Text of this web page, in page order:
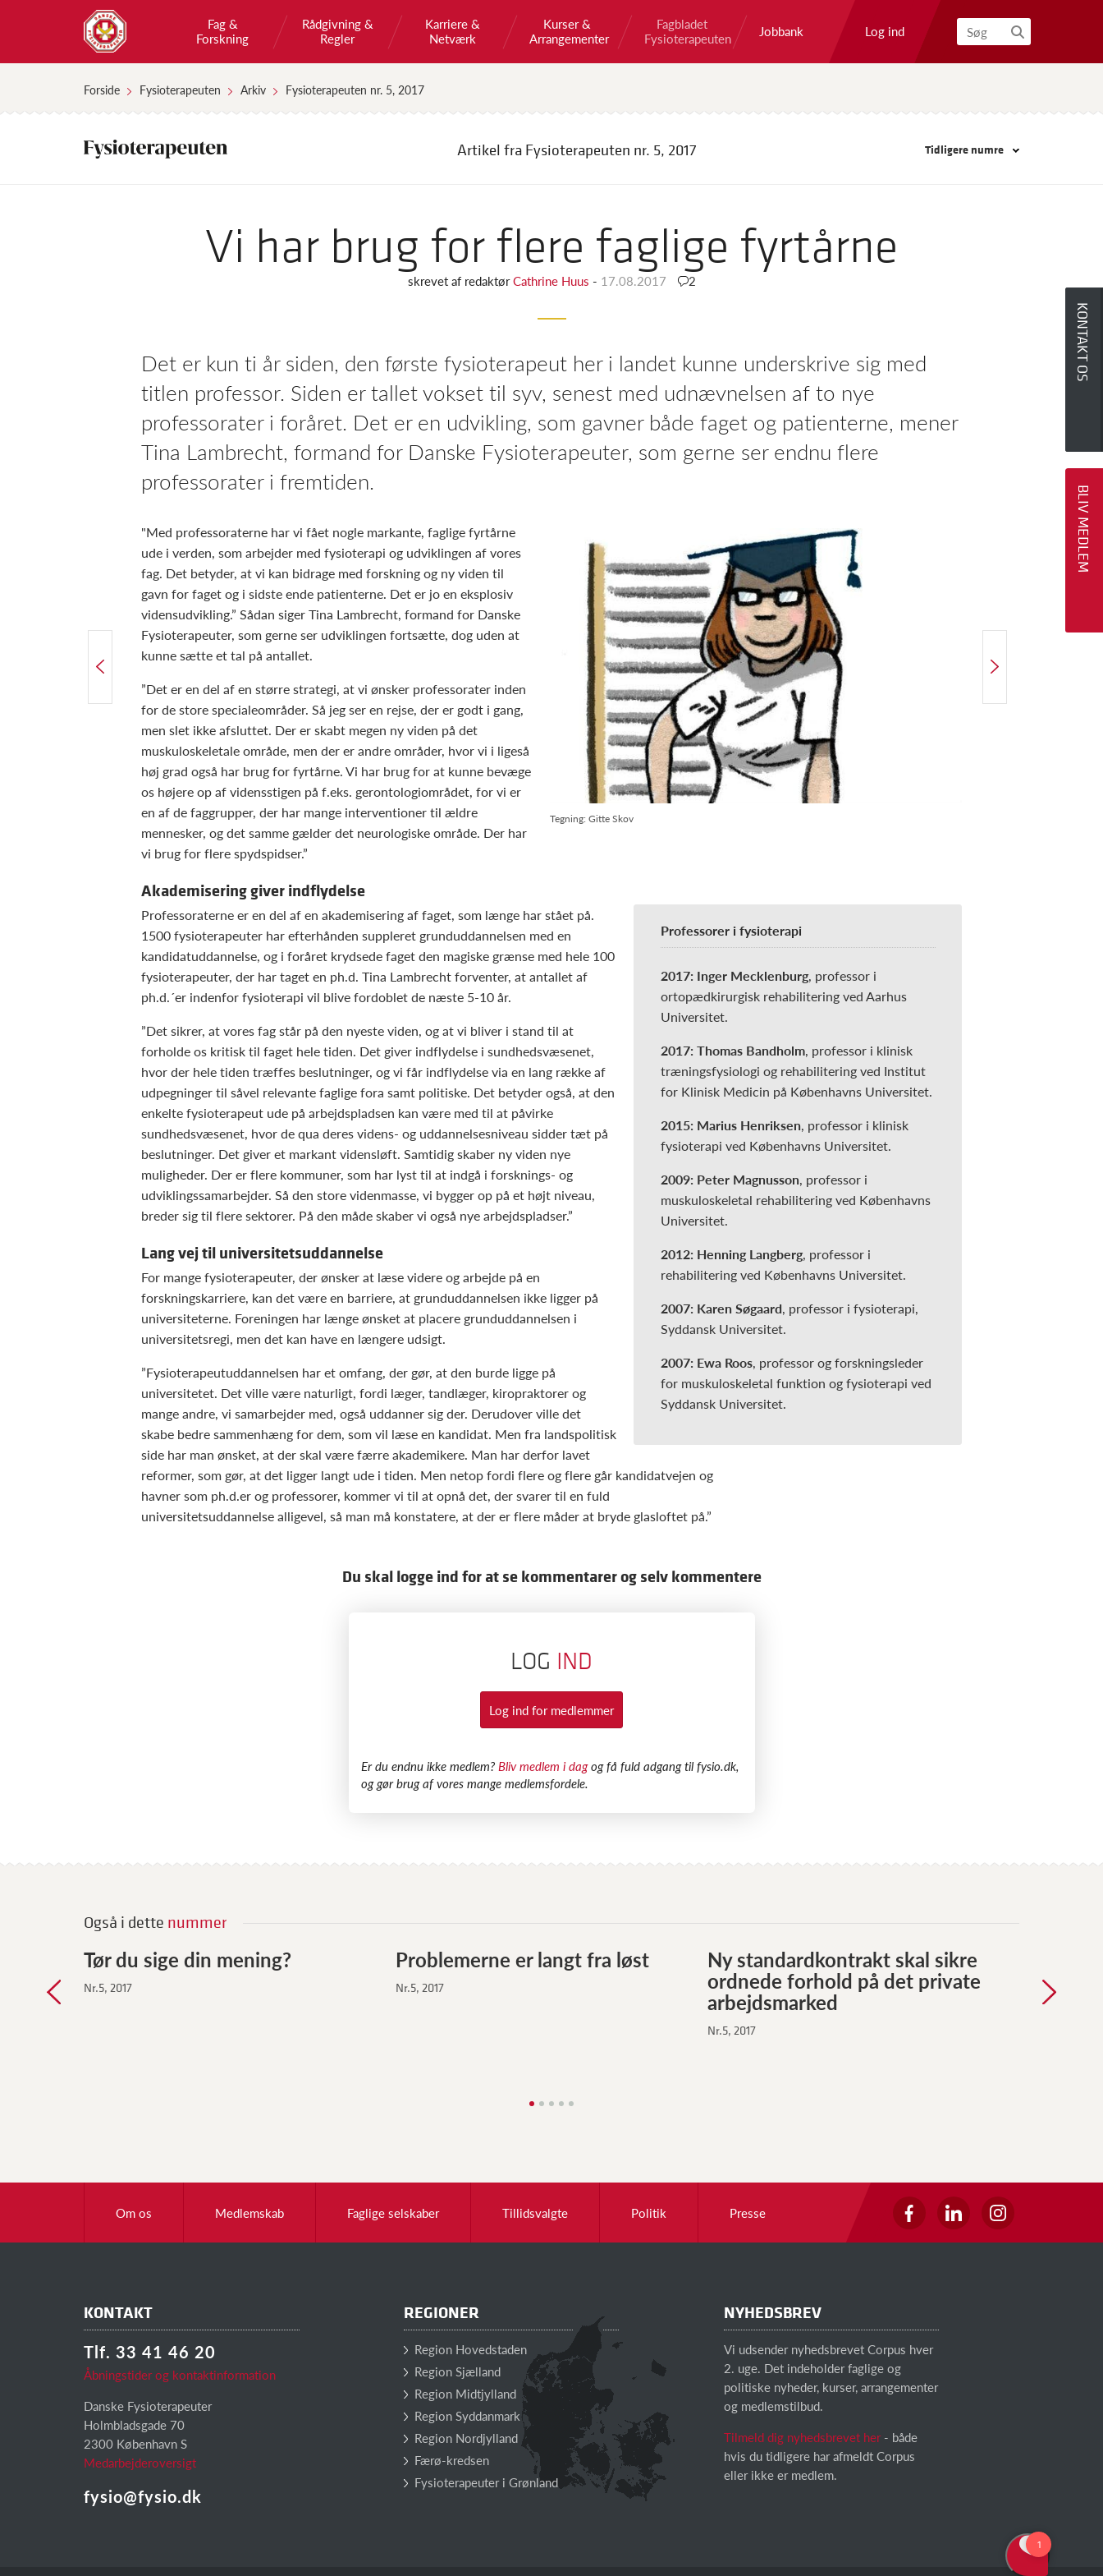
Log ind
Fag &
Forskning
Rådgivning &
Regler
Karriere &
Netværk
Kurser &
Arrangementer
Fagbladet
Fysioterapeuten
Jobbank
Forside Fysioterapeuten Arkiv Fysioterapeuten nr. 5, 2017
Artikel fra Fysioterapeuten nr. 5, 2017 Tidligere numre
Vi har brug for flere faglige fyrtårne
skrevet af redaktørCathrine Huus - 17.08.2017 2
Det er kun ti år siden, den første fysioterapeut her i landet kunne underskrive sig med
titlen professor. Siden er tallet vokset til syv, senest med udnævnelsen af to nye
professorater i foråret. Det er en udvikling, som gavner både faget og patienterne, mener
Tina Lambrecht, formand for Danske Fysioterapeuter, som gerne ser endnu flere
professorater i fremtiden.
Tegning: Gitte Skov
"Med professoraterne har vi fået nogle markante, faglige fyrtårne
ude i verden, som arbejder med fysioterapi og udviklingen af vores
fag. Det betyder, at vi kan bidrage med forskning og ny viden til
gavn for faget og i sidste ende patienterne. Det er jo en eksplosiv
vidensudvikling.” Sådan siger Tina Lambrecht, formand for Danske
Fysioterapeuter, som gerne ser udviklingen fortsætte, dog uden at
kunne sætte et tal på antallet.
”Det er en del af en større strategi, at vi ønsker professorater inden
for de store specialeområder. Så jeg ser en rejse, der er godt i gang,
men slet ikke afsluttet. Der er skabt megen ny viden på det
muskuloskeletale område, men der er andre områder, hvor vi i ligeså
høj grad også har brug for fyrtårne. Vi har brug for at kunne bevæge
os højere op af vidensstigen på f.eks. gerontologiområdet, for vi er
en af de faggrupper, der har mange interventioner til ældre
mennesker, og det samme gælder det neurologiske område. Der har
vi brug for flere spydspidser.”
Akademisering giver indflydelse
Professorer i fysioterapi
2017: Inger Mecklenburg, professor i
ortopædkirurgisk rehabilitering ved Aarhus
Universitet.
2017: Thomas Bandholm, professor i klinisk
træningsfysiologi og rehabilitering ved Institut
for Klinisk Medicin på Københavns Universitet.
2015: Marius Henriksen, professor i klinisk
fysioterapi ved Københavns Universitet.
2009: Peter Magnusson, professor i
muskuloskeletal rehabilitering ved Københavns
Universitet.
2012: Henning Langberg, professor i
rehabilitering ved Københavns Universitet.
2007: Karen Søgaard, professor i fysioterapi,
Syddansk Universitet.
2007: Ewa Roos, professor og forskningsleder
for muskuloskeletal funktion og fysioterapi ved
Syddansk Universitet.
Professoraterne er en del af en akademisering af faget, som længe har stået på.
1500 fysioterapeuter har efterhånden suppleret grunduddannelsen med en
kandidatuddannelse, og i foråret krydsede faget den magiske grænse med hele 100
fysioterapeuter, der har taget en ph.d. Tina Lambrecht forventer, at antallet af
ph.d.´er indenfor fysioterapi vil blive fordoblet de næste 5-10 år.
”Det sikrer, at vores fag står på den nyeste viden, og at vi bliver i stand til at
forholde os kritisk til faget hele tiden. Det giver indflydelse i sundhedsvæsenet,
hvor der hele tiden træffes beslutninger, og vi får indflydelse via en lang række af
udpegninger til såvel relevante faglige fora samt politiske. Det betyder også, at den
enkelte fysioterapeut ude på arbejdspladsen kan være med til at påvirke
sundhedsvæsenet, hvor de qua deres videns- og uddannelsesniveau sidder tæt på
beslutninger. Det giver et markant vidensløft. Samtidig skaber ny viden nye
muligheder. Der er flere kommuner, som har lyst til at indgå i forsknings- og
udviklingssamarbejder. Så den store videnmasse, vi bygger op på et højt niveau,
breder sig til flere sektorer. På den måde skaber vi også nye arbejdspladser.”
Lang vej til universitetsuddannelse
For mange fysioterapeuter, der ønsker at læse videre og arbejde på en
forskningskarriere, kan det være en barriere, at grunduddannelsen ikke ligger på
universiteterne. Foreningen har længe ønsket at placere grunduddannelsen i
universitetsregi, men det kan have en længere udsigt.
”Fysioterapeutuddannelsen har et omfang, der gør, at den burde ligge på
universitetet. Det ville være naturligt, fordi læger, tandlæger, kiropraktorer og
mange andre, vi samarbejder med, også uddanner sig der. Derudover ville det
skabe bedre sammenhæng for dem, som vil læse en kandidat. Men fra landspolitisk
side har man ønsket, at der skal være færre akademikere. Man har derfor lavet
reformer, som gør, at det ligger langt ude i tiden. Men netop fordi flere og flere går kandidatvejen og
havner som ph.d.er og professorer, kommer vi til at opnå det, der svarer til en fuld
universitetsuddannelse alligevel, så man må konstatere, at der er flere måder at bryde glasloftet på.”
Du skal logge ind for at se kommentarer og selv kommentere
LOG IND
Log ind for medlemmer
​Er du endnu ikke medlem? Bliv medlem i dagog få fuld adgang til fysio.dk,
og gør brug af vores mange medlemsfordele.
FORRIGE ARTIKEL NÆSTE ARTIKEL
Også i dette nummer
Tør du sige din mening?
Nr.5, 2017
Problemerne er langt fra løst
Nr.5, 2017
Ny standardkontrakt skal sikre
ordnede forhold på det private
arbejdsmarked
Nr.5, 2017
Om os Medlemskab Faglige selskaber Tillidsvalgte Politik Presse
KONTAKT
Tlf. 33 41 46 20
Åbningstider og kontaktinformation
Danske Fysioterapeuter
Holmbladsgade 70
2300 København S
Medarbejderoversigt
fysio@fysio.dk
REGIONER
Region Hovedstaden
Region Sjælland
Region Midtjylland
Region Syddanmark
Region Nordjylland
Færø-kredsen
Fysioterapeuter i Grønland
NYHEDSBREV
Vi udsender nyhedsbrevet Corpus hver
2. uge. Det indeholder faglige og
politiske nyheder, kurser, arrangementer
og medlemstilbud.
Tilmeld dig nyhedsbrevet her- både
hvis du tidligere har afmeldt Corpus
eller ikke er medlem.
KONTAKT OS
BLIV MEDLEM